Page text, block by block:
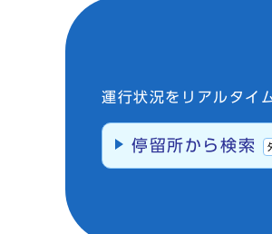
運行状況をリアルタイ
停留所から検索